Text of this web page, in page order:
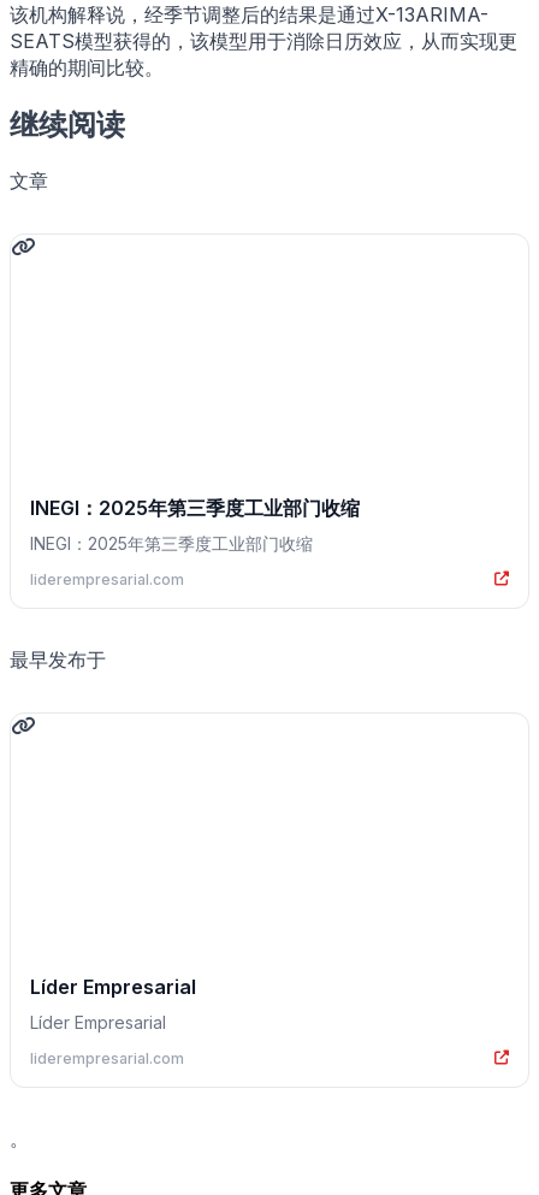
该机构解释说，经季节调整后的结果是通过X-13ARIMA-
SEATS模型获得的，该模型用于消除日历效应，从而实现更
精确的期间比较。
继续阅读
文章
INEGI：2025年第三季度工业部门收缩
INEGI：2025年第三季度工业部门收缩
liderempresarial.com
最早发布于
Líder Empresarial
Líder Empresarial
liderempresarial.com
。
更多文章